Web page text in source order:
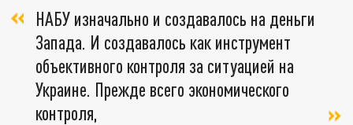
НАБУ изначально и создавалось на деньги
Запада. И создавалось как инструмент
объективного контроля за ситуацией на
Украине. Прежде всего экономического
контроля,